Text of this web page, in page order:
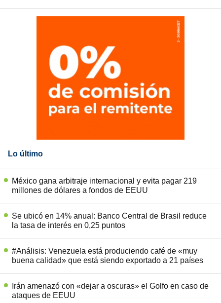
Lo último
México gana arbitraje internacional y evita pagar 219
millones de dólares a fondos de EEUU
Se ubicó en 14% anual: Banco Central de Brasil reduce
la tasa de interés en 0,25 puntos
#Análisis: Venezuela está produciendo café de «muy
buena calidad» que está siendo exportado a 21 países
Irán amenazó con «dejar a oscuras» el Golfo en caso de
ataques de EEUU